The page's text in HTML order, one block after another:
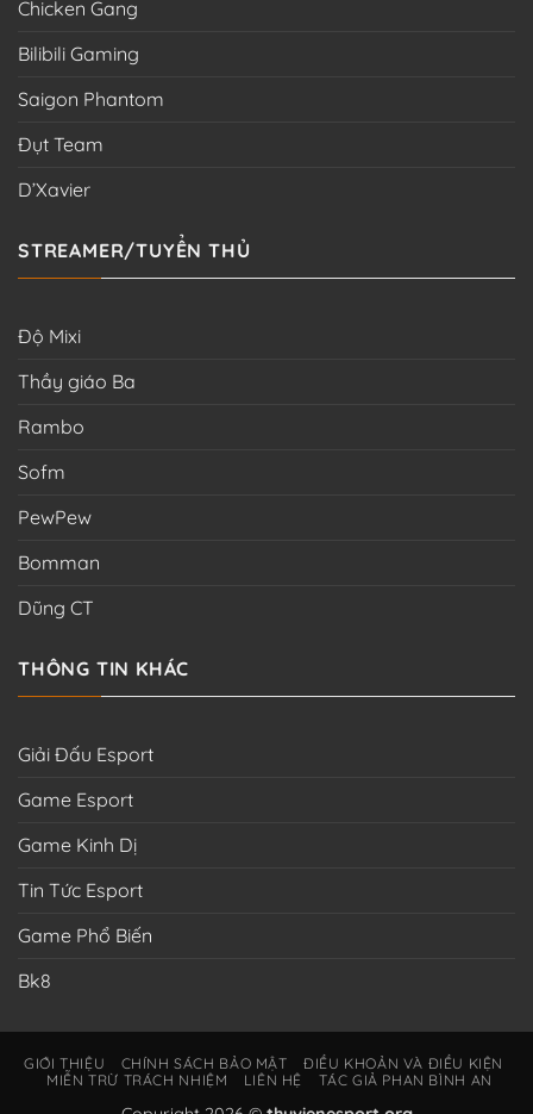
Chicken Gang
Bilibili Gaming
Saigon Phantom
Đụt Team
D’Xavier
STREAMER/TUYỂN THỦ
Độ Mixi
Thầy giáo Ba
Rambo
Sofm
PewPew
Bomman
Dũng CT
THÔNG TIN KHÁC
Giải Đấu Esport
Game Esport
Game Kinh Dị
Tin Tức Esport
Game Phổ Biến
Bk8
GIỚI THIỆU CHÍNH SÁCH BẢO MẬT
ĐIỀU KHOẢN VÀ ĐIỀU KIỆN
MIỄN TRỪ TRÁCH NHIỆM
LIÊN HỆ TÁC GIẢ PHAN BÌNH AN